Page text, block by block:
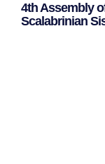
4th Assembly
Scalabrinian